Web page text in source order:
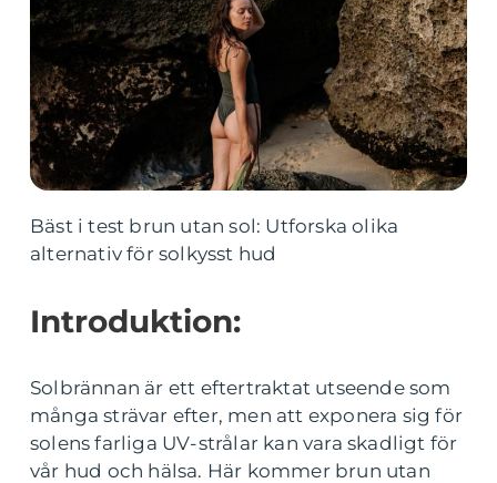
Bäst i test brun utan sol: Utforska olika
alternativ för solkysst hud
Introduktion:
Solbrännan är ett eftertraktat utseende som
många strävar efter, men att exponera sig för
solens farliga UV-strålar kan vara skadligt för
vår hud och hälsa. Här kommer brun utan